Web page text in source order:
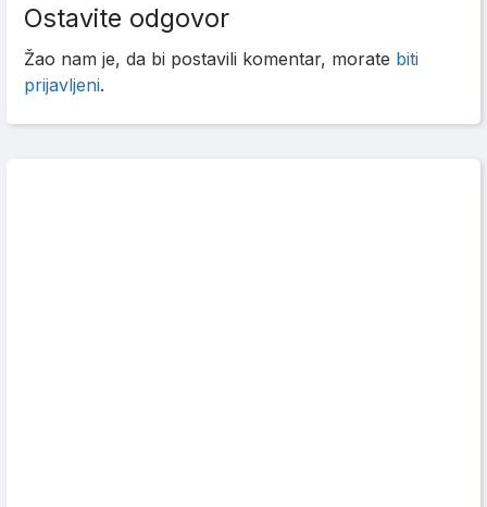
Ostavite odgovor
Žao nam je, da bi postavili komentar, morate biti
prijavljeni.